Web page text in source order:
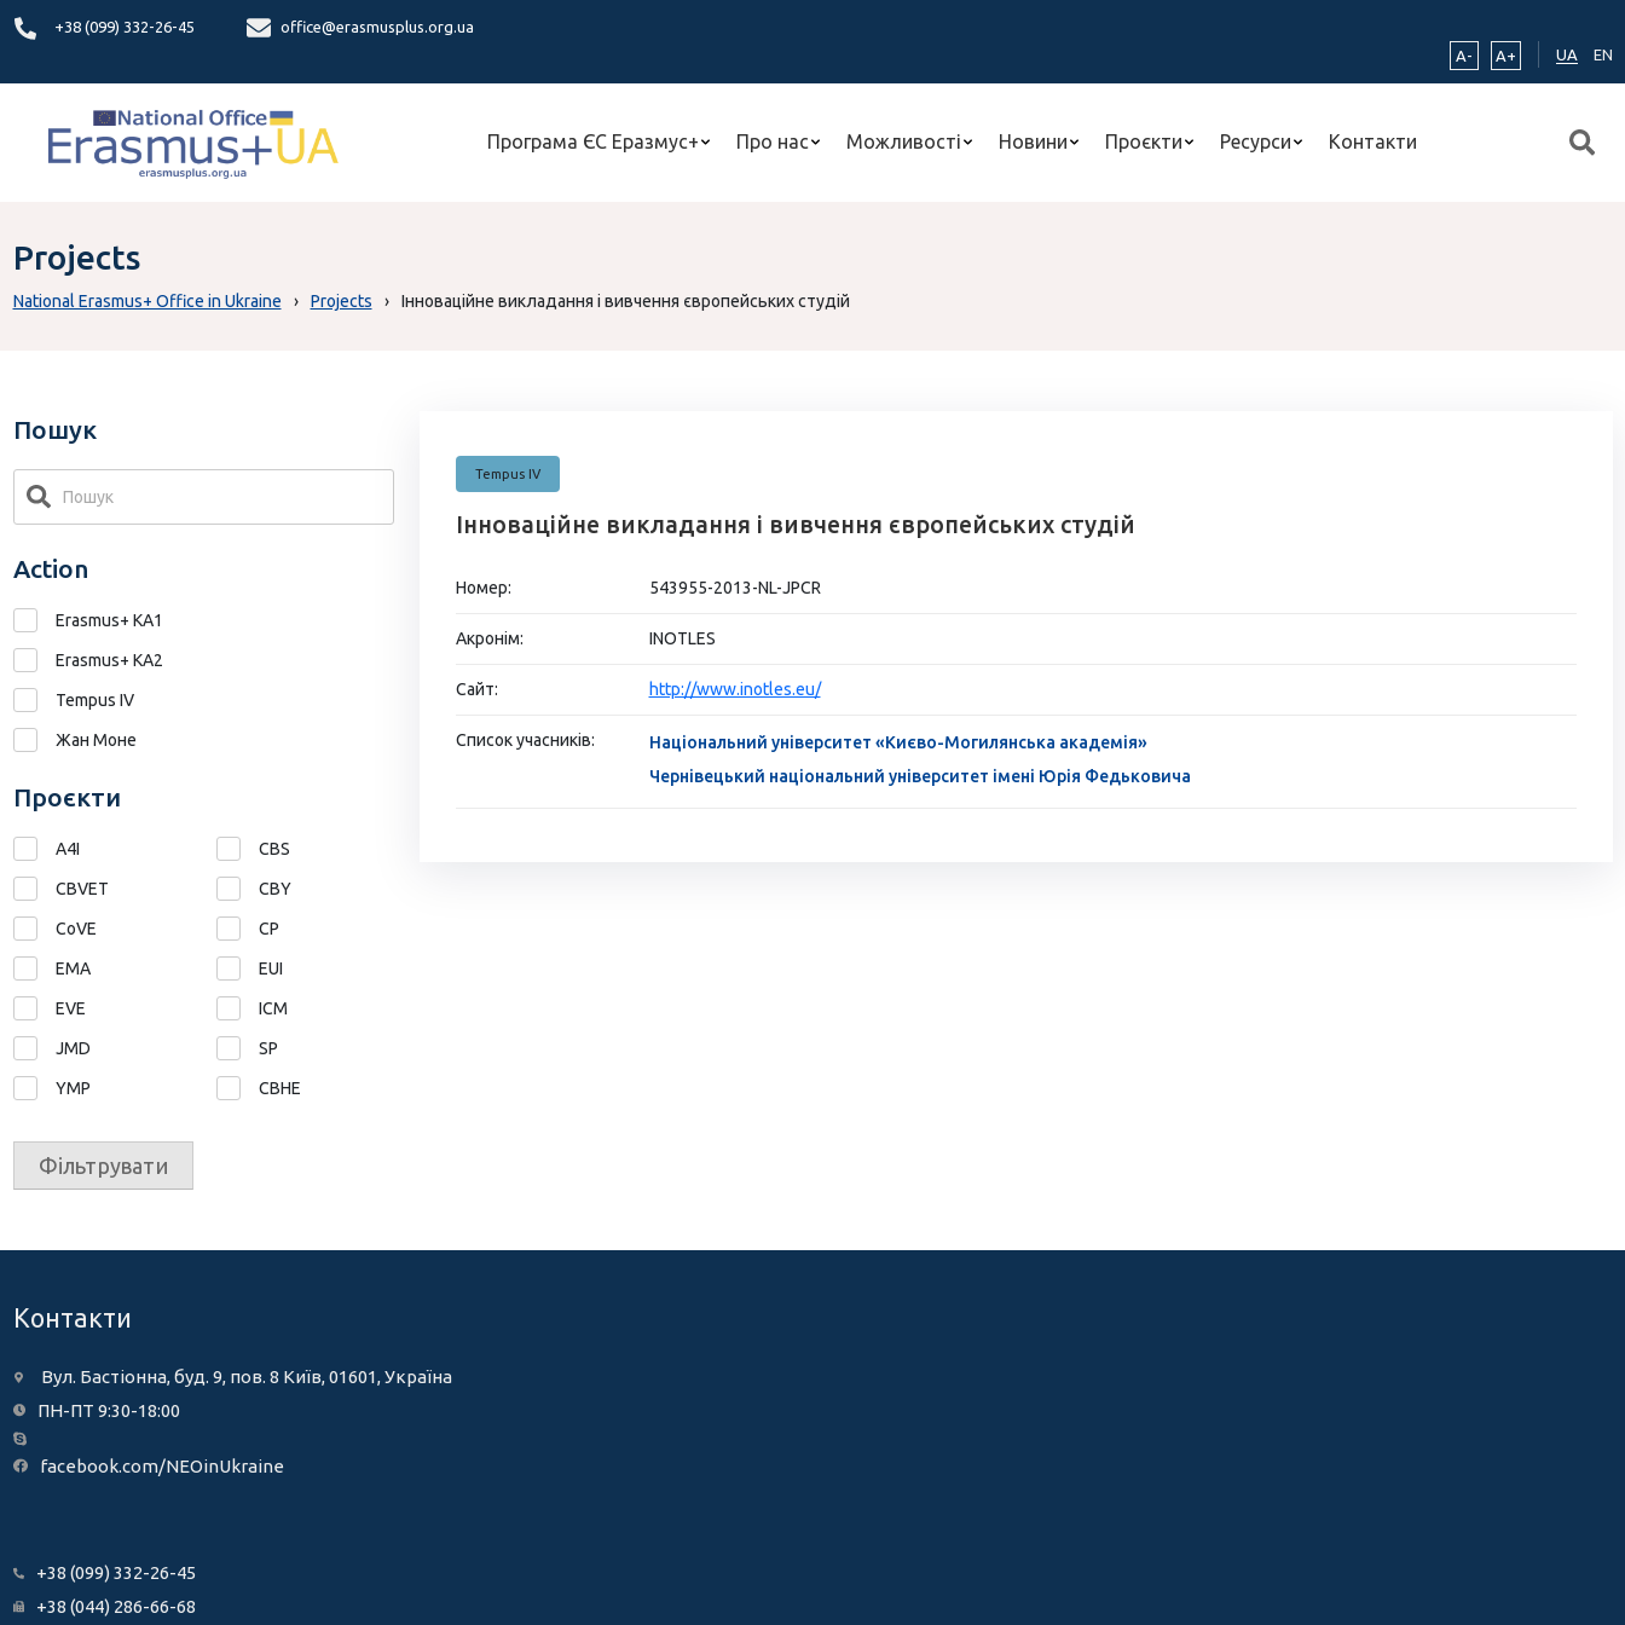
+38 (099) 332-26-45
office@erasmusplus.org.ua
A-
A+ UA EN
Програма ЄС Еразмус+ Про нас Можливості Новини Проєкти Ресурси Контакти
Projects
National Erasmus+ Office in Ukraine › Projects › Інноваційне викладання і вивчення європейських студій
Пошук
Action
Erasmus+ KA1
Erasmus+ КА2
Tempus IV
Жан Моне
Проєкти
A4I CBS
CBVET CBY
CoVE CP
EMA EUI
EVE ICM
JMD SP
YMP СВНЕ
Фільтрувати
Tempus IV
Інноваційне викладання і вивчення європейських студій
Номер: 543955-2013-NL-JPCR
Акронім: INOTLES
Сайт: http://www.inotles.eu/
Список учасників:
Національний університет «Києво-Могилянська академія»
Чернівецький національний університет імені Юрія Федьковича
Контакти
Вул. Бастіонна, буд. 9, пов. 8 Київ, 01601, Україна
ПН-ПТ 9:30-18:00
facebook.com/NEOinUkraine
+38 (099) 332-26-45
+38 (044) 286-66-68